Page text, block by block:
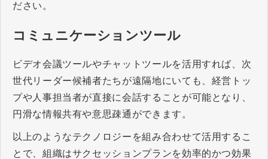
ださい。
コミュニケーションツール
ビデオ会議ツールやチャットツールを活用すれば、次
世代リーダー候補者たちが遠隔地にいても、経営トッ
プや人事担当者が直接に会話することが可能となり、
円滑な情報共有や意思疎通ができます。
以上のようなテクノロジーを組み合わせて活用するこ
とで、組織はサクセッションプランを効率的かつ効果